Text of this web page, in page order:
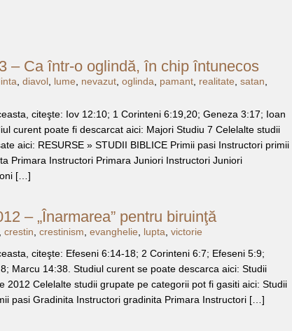
– Ca într-o oglindă, în chip întunecos
diavol, lume nevazut, oglinda pamant, realitate satan
citeşte: Iov 12:10; 1 Corinteni 6:19,20; Geneza 3:17; Ioan
curent poate fi descarcat aici: Majori Studiu 7 Celelalte studii
aici: RESURSE » STUDII BIBLICE Primii pasi Instructori primii
Primara Instructori Primara Juniori Instructori Juniori
[…]
– „Înarmarea” pentru biruinţă
crestin crestinism evanghelie lupta victorie
citeşte: Efeseni 6:14-18; 2 Corinteni 6:7; Efeseni 5:9;
Marcu 14:38. Studiul curent se poate descarca aici: Studii
2012 Celelalte studii grupate pe categorii pot fi gasiti aici: Studii
pasi Gradinita Instructori gradinita Primara Instructori […]